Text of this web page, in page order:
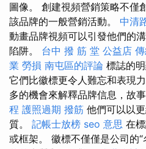
圖像。 創建視頻營銷策略不僅
該品牌的一般營銷活動。 中清
動畫品牌視頻可以引發他們的
陷阱。 台中 撥 筋 堂 公益店
業 勞損 南屯區的評論 標誌的
它們比徽標更令人難忘和表現力
多的機會來解釋品牌信息，故事
程 護照過期 撥筋 他們可以以
質。 記帳士放榜 seo 意思 在
或框架。 徽標不僅僅是公司的